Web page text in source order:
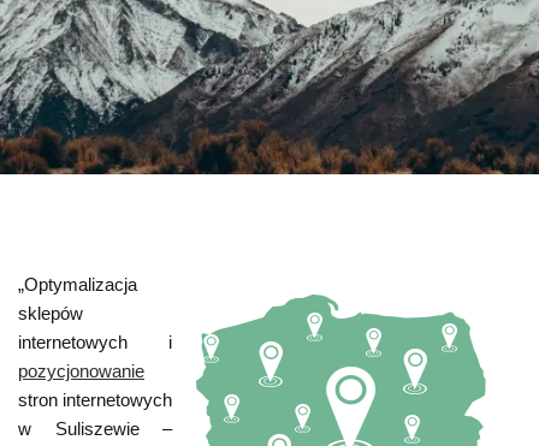
„Optymalizacja
sklepów
internetowych i
pozycjonowanie
stron internetowych
w Suliszewie –